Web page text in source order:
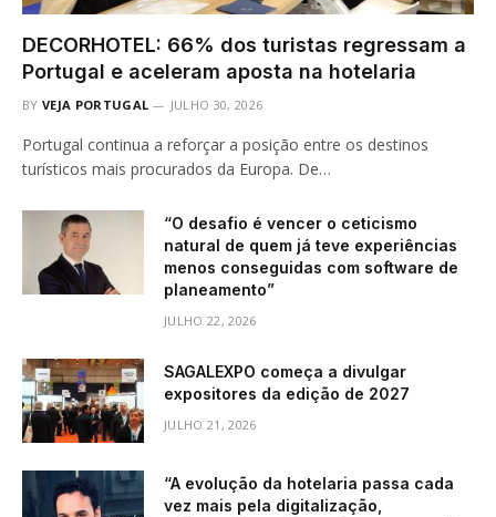
DECORHOTEL: 66% dos turistas regressam a
Portugal e aceleram aposta na hotelaria
BY VEJA PORTUGAL JULHO 30, 2026
Portugal continua a reforçar a posição entre os destinos
turísticos mais procurados da Europa. De…
“O desafio é vencer o ceticismo
natural de quem já teve experiências
menos conseguidas com software de
planeamento”
JULHO 22, 2026
SAGALEXPO começa a divulgar
expositores da edição de 2027
JULHO 21, 2026
“A evolução da hotelaria passa cada
vez mais pela digitalização,